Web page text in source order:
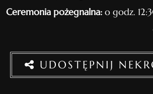
Ceremonia pożegnalna:o godz.
UDOSTĘPNIJ